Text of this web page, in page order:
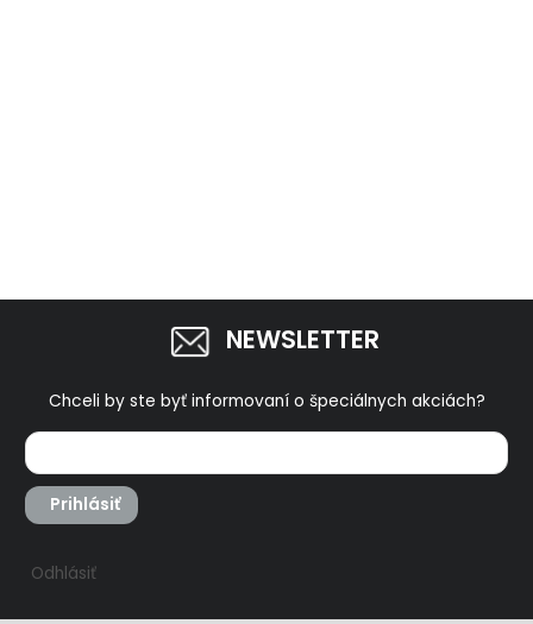
NEWSLETTER
Chceli by ste byť informovaní o špeciálnych akciách?
Prihlásiť
Odhlásiť